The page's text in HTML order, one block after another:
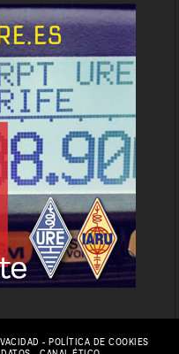
- POLÍTICA DE COOKIES